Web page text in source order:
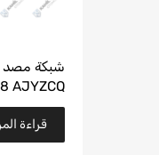
AJYZCQ
قراءة